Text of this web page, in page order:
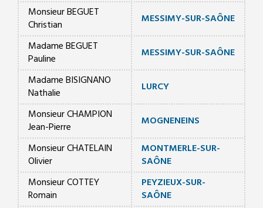
Monsieur BEGUET
Christian
MESSIMY-SUR-SAÔNE
Madame BEGUET
Pauline
MESSIMY-SUR-SAÔNE
Madame BISIGNANO
Nathalie
LURCY
Monsieur CHAMPION
Jean-Pierre
MOGNENEINS
Monsieur CHATELAIN
Olivier
MONTMERLE-SUR-
SAÔNE
Monsieur COTTEY
Romain
PEYZIEUX-SUR-
SAÔNE